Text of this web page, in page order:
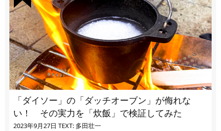
「ダイソー」の「ダッチオーブン」が侮れな
い！ その実力を「炊飯」で検証してみた
2023年9月27日 TEXT: 多田壮一